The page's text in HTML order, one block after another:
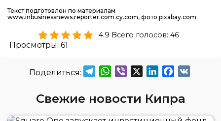
Текст подготовлен по материалам
www.inbusinessnews.reporter.com.cy.com, фото pixabay.com
4.9 Всего голосов: 46
Просмотры: 61
TelegramWhatsApp
Viber LinkedInFacebook
Свежие новости Кипра